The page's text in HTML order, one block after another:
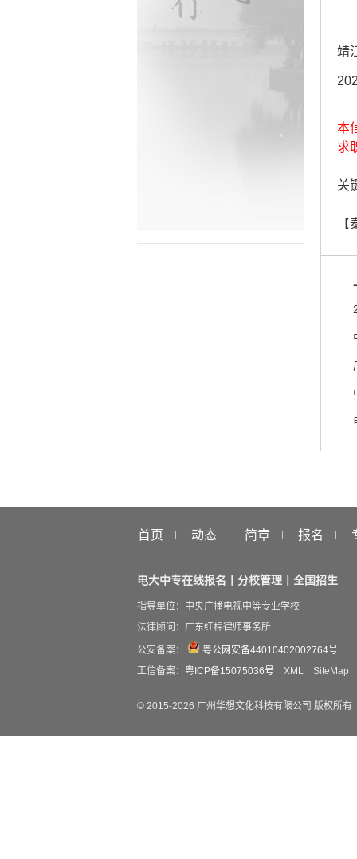
靖
本
求
关
首页 动态 简章 报名
电大中专在线报名丨分校管理丨全国招生
指导单位：中央广播电视中等专业学校
法律顾问：广东红棉律师事务所
公安备案：
粤公网安备44010402002764号
工信备案： 粤ICP备15075036号 XML SiteMap
© 2015-2026 广州华想文化科技有限公司 版权所有